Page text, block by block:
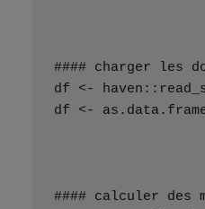
#### charger les
df <-
df <-
#### calculer des